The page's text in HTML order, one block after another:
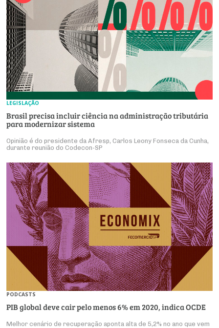
LEGISLAÇÃO
Brasil precisa incluir ciência na administração tributária
para modernizar sistema
Opinião é do presidente da Afresp, Carlos Leony Fonseca da Cunha,
durante reunião do Codecon-SP
PODCASTS
PIB global deve cair pelo menos 6% em 2020, indica OCDE
Melhor cenário de recuperação aponta alta de 5,2% no ano que vem